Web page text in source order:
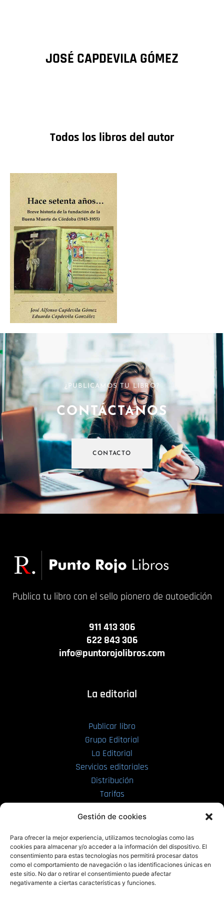
Gestión de cookies
Para ofrecer la mejor experiencia, utilizamos tecnologías como las
cookies para almacenar y/o acceder a la información del dispositivo. El
consentimiento para estas tecnologías nos permitirá procesar datos
como el comportamiento de navegación o las identificaciones únicas en
este sitio. No dar o retirar el consentimiento puede afectar
negativamente a ciertas características y funciones.
JOSÉ CAPDEVILA GÓMEZ
Todos los libros del autor
¿PUBLICAMOS TU LIBRO?
CONTÁCTANOS
CONTACTO
Publica tu libro con el sello pionero de autoedición
911 413 306
622 843 306
info@puntorojolibros.com
La editorial
Publicar libro
Grupo Editorial
La Editorial
Servicios editoriales
Distribución
Tarifas
PRL | Films
PRL | Play
PRL | LAB